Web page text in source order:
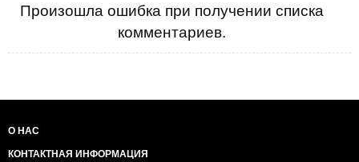
Произошла ошибка при получении списка
комментариев.
О НАС
КОНТАКТНАЯ ИНФОРМАЦИЯ